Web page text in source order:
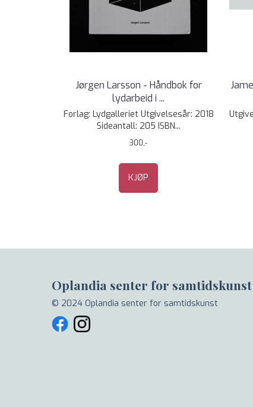
Jørgen Larsson - Håndbok for
lydarbeid i ...
Forlag: Lydgalleriet Utgivelsesår: 2018
Sideantall: 205 ISBN...
300,-
KJØP
Oplandia senter for samtidskunst
© 2024 Oplandia senter for samtidskunst